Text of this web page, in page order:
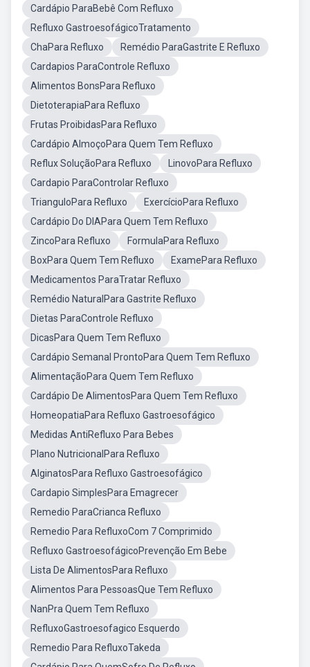
Cardápio ParaBebê Com Refluxo
Refluxo GastroesofágicoTratamento
ChaPara Refluxo
Remédio ParaGastrite E Refluxo
Cardapios ParaControle Refluxo
Alimentos BonsPara Refluxo
DietoterapiaPara Refluxo
Frutas ProibidasPara Refluxo
Cardápio AlmoçoPara Quem Tem Refluxo
Reflux SoluçãoPara Refluxo
LinovoPara Refluxo
Cardapio ParaControlar Refluxo
TrianguloPara Refluxo
ExercícioPara Refluxo
Cardápio Do DIAPara Quem Tem Refluxo
ZincoPara Refluxo
FormulaPara Refluxo
BoxPara Quem Tem Refluxo
ExamePara Refluxo
Medicamentos ParaTratar Refluxo
Remédio NaturalPara Gastrite Refluxo
Dietas ParaControle Refluxo
DicasPara Quem Tem Refluxo
Cardápio Semanal ProntoPara Quem Tem Refluxo
AlimentaçãoPara Quem Tem Refluxo
Cardápio De AlimentosPara Quem Tem Refluxo
HomeopatiaPara Refluxo Gastroesofágico
Medidas AntiRefluxo Para Bebes
Plano NutricionalPara Refluxo
AlginatosPara Refluxo Gastroesofágico
Cardapio SimplesPara Emagrecer
Remedio ParaCrianca Refluxo
Remedio Para RefluxoCom 7 Comprimido
Refluxo GastroesofágicoPrevenção Em Bebe
Lista De AlimentosPara Refluxo
Alimentos Para PessoasQue Tem Refluxo
NanPra Quem Tem Refluxo
RefluxoGastroesofagico Esquerdo
Remedio Para RefluxoTakeda